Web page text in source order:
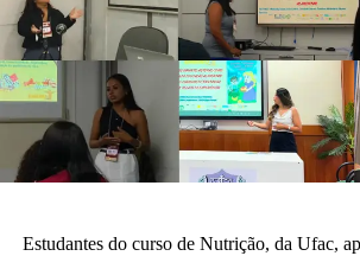
Estudantes do curso de Nutrição, da Ufac,